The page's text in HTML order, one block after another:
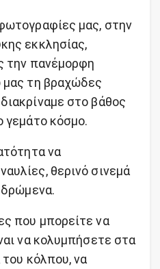
μας, στην
εκκλησίας,
την πανέμορφη
τη βραχώδες
στο βάθος
γεμάτο κόσμο.
να
θερινό σινεμά
δρώμενα.
που μπορείτε να
να κολυμπήσετε στα
του κόλπου, να